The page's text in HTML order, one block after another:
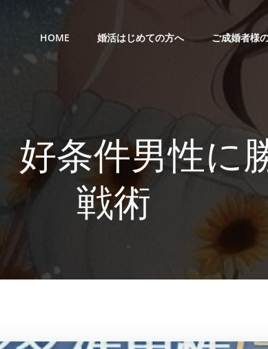
HOME 婚活はじめての方へ ご成婚者様
好条件男性に
戦術